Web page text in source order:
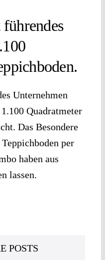
Unternehmen
Quadratmeter
Das Besondere
per
haben aus
lassen.
POSTS